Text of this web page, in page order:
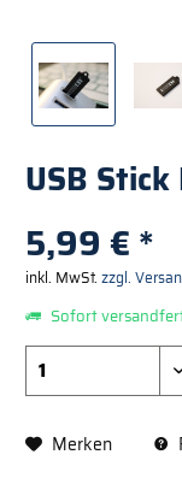
USB
5,99 € *
inkl. MwSt. zzgl.
Sofort
Merken